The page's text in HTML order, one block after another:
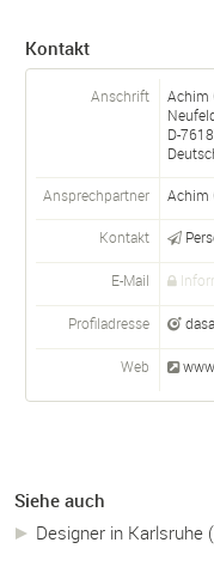
Kontakt
Anschrift
Achim
D-
Ansprechpartner Achim
Kontakt
E-Mail
Profiladresse
Web
Siehe auch
Designer in Karlsruhe